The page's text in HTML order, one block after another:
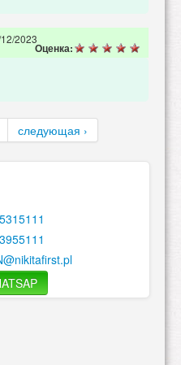
2023
Оценка:
следующая ›